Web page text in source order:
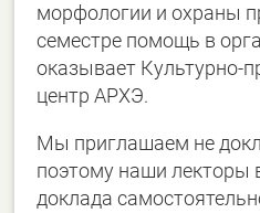
морфологии и охраны
семестре помощь в
оказывает Культурно-
центр АРХЭ.
Мы приглашаем не
поэтому наши лекторы
доклада